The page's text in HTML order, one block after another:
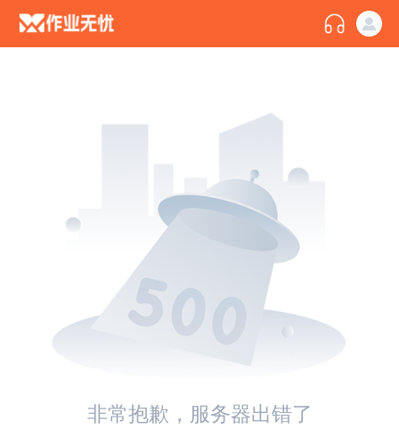
非常抱歉，服务器出错了